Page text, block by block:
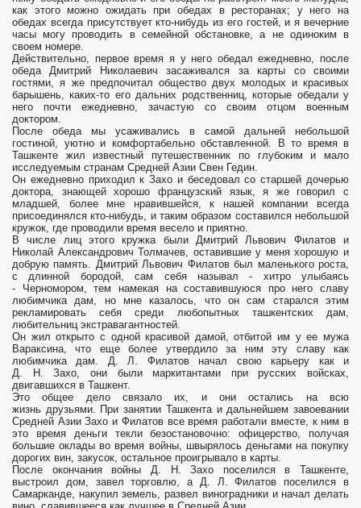
как этого можно ожидать при обедах в ресторанах; у него на
обедах всегда присутствует кто-нибудь из его гостей, и я вечерние
часы могу проводить в семейной обстановке, а не одиноким в
своем номере.
Действительно, первое время я у него обедал ежедневно, после
обеда Дмитрий Николаевич засаживался за карты со своими
гостями, я же предпочитал общество двух молодых и красивых
барышень, каких-то его дальних родственниц, которые обедали у
него почти ежедневно, зачастую со своим отцом военным
доктором.
После обеда мы усаживались в самой дальней небольшой
гостиной, уютно и комфортабельно обставленной. В то время в
Ташкенте жил известный путешественник по глубоким и мало
исследуемым странам Средней Азии Свен Гедин.
Он ежедневно приходил к Захо и беседовал со старшей дочерью
доктора, знающей хорошо французский язык, я же говорил с
младшей, более мне нравившейся, к нашей компании всегда
присоединялся кто-нибудь, и таким образом составился небольшой
кружок, где проводили время весело и приятно.
В числе лиц этого кружка были Дмитрий Львович Филатов и
Николай Александрович Толмачев, оставившие у меня хорошую и
добрую память. Дмитрий Львович Филатов был маленького роста,
с длинной бородой, сам себя называл - хитро улыбаясь
- Черномором, тем намекая на составившуюся про него славу
любимчика дам, но мне казалось, что он сам старался этим
рекламировать себя среди любопытных ташкентских дам,
любительниц экстравагантностей.
Он жил открыто с одной красивой дамой, отбитой им у ее мужа
Вараксина, что еще более утвердило за ним эту славу как
любимчика дам. Д. Л. Филатов начал свою карьеру как и
Д. Н. Захо, они были маркитантами при русских войсках,
двигавшихся в Ташкент.
Это общее дело связало их, и они остались на всю
жизнь друзьями. При занятии Ташкента и дальнейшем завоевании
Средней Азии Захо и Филатов все время работали вместе, к ним в
это время деньги текли безостановочно: офицерство, получая
большие оклады во время войны, швырялось деньгами на покупку
дорогих вин, закусок, остальное проигрывало в карты.
После окончания войны Д. Н. Захо поселился в Ташкенте,
выстроил дом, завел торговлю, а Д. Л. Филатов поселился в
Самарканде, накупил земель, развел виноградники и начал делать